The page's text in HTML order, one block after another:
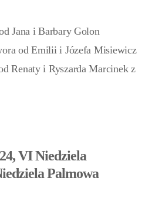
Jana i Barbary Golon
od Emilii i Józefa Misiewicz
Renaty i Ryszarda Marcinek z
VI Niedziela
Palmowa